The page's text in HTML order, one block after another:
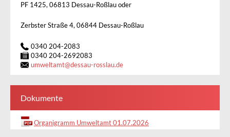
PF 1425, 06813 Dessau-Roßlau oder
Zerbster Straße 4, 06844 Dessau-Roßlau
0340 204-2083
0340 204-2692083
umweltamt@dessau-rosslau.de
Dokumente
Organigramm Umweltamt 01.07.2026